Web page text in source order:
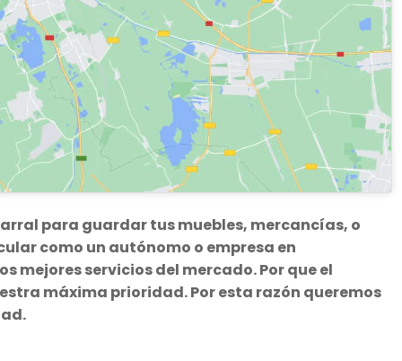
para guardar tus muebles, mercancías, o
como un autónomo o empresa en
mejores servicios del mercado. Por que el
máxima prioridad. Por esta razón queremos